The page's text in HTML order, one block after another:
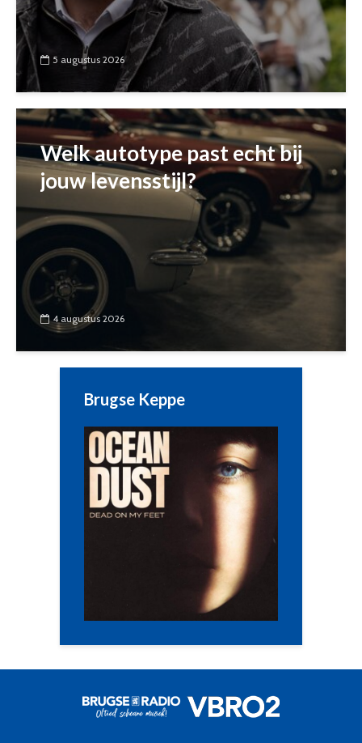
5 augustus 2026
Welk autotype past echt bij
jouw levensstijl?
4 augustus 2026
Brugse Keppe